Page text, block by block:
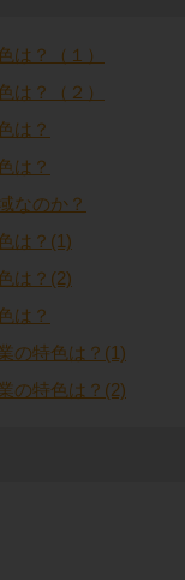
は？（１）
は？（２）
は？
は？
なのか？
は？(1)
は？(2)
は？
の特色は？(1)
の特色は？(2)